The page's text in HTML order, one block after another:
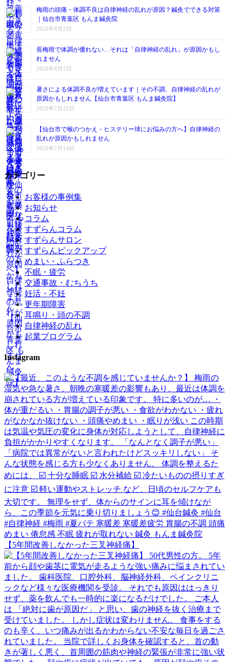
梅雨の頭痛・体調不良は自律神経の乱れが原因？鍼灸でできる対策
｜仙台市青葉区 もんま鍼灸院
2026年8月2日
長梅雨で体調が優れない…それは「自律神経の乱れ」が原因かもし
れません
2026年8月1日
暑さによる体調不良が増えています｜その不調、自律神経の乱れが
原因かもしれません【仙台市青葉区 もんま鍼灸院】
2026年7月25日
【仙台市で喉のつかえ・ヒステリー球にお悩みの方へ】自律神経の
乱れが原因かもしれません
2026年7月14日
カテゴリー
お客様の事例集
お知らせ
コラム
すずらんコラム
すずらんサロン
すずらんピックアップ
めまい・ふらつき
不眠・疲労
交通事故・むちうち
妊活・不妊
更年期障害
耳鳴り・頭の不調
自律神経の乱れ
起業プログラム
Instagram
【5年間改善しなかった三叉神経痛】